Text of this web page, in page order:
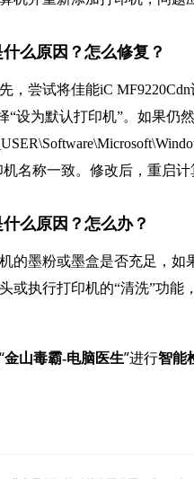
么原因？怎么修复？
，尝试将佳能iC
设为默认打印机”。如果仍
名称一致。修改后，重启计
么原因？怎么办？
的墨粉或墨盒是否充足，如
或执行打印机的“清洗”功能
金山毒霸-电脑医生”进行智能